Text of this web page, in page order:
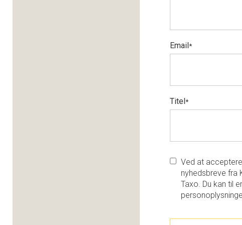
Email*
Titel*
Ved at
nyhedsbreve fra
Taxo. Du kan til